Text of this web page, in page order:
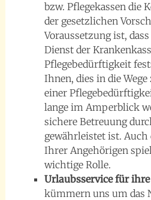
bzw. Pflegekassen die
der gesetzlichen
Voraussetzung ist,
Dienst der
Pflegebedürftigkeit
Ihnen, dies in die
einer
lange im Amperblick
sichere Betreuung
gewährleistet ist. Auch
Ihrer Angehörigen
wichtige Rolle.
Urlaubsservice für
kümmern uns um das